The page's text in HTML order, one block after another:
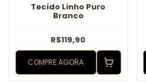
Tecido Linho Puro
Branco
R$119,90
COMPRE AGORA